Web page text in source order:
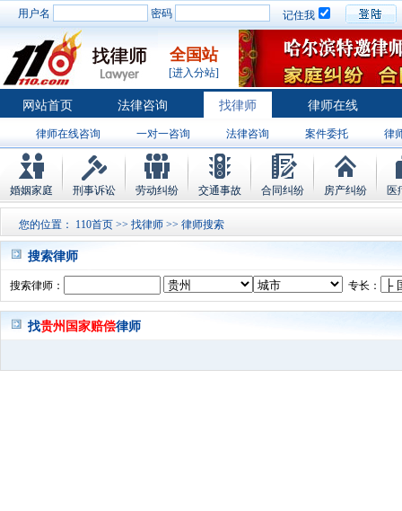
用户名 密码 记住我
全国站
[进入分站]
网站首页 法律咨询 找律师 律师在线
律师在线咨询 一对一咨询 法律咨询 案件委托 律
婚姻家庭 刑事诉讼 劳动纠纷 交通事故 合同纠纷 房产纠纷 医
您的位置： 110首页 >> 找律师 >> 律师搜索
搜索律师
搜索律师： 专长：
找贵州国家赔偿律师